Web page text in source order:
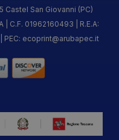
Castel San Giovanni (PC)
| C.F. 01962160493 | R.E.A:
PEC: ecoprint@arubapec.it